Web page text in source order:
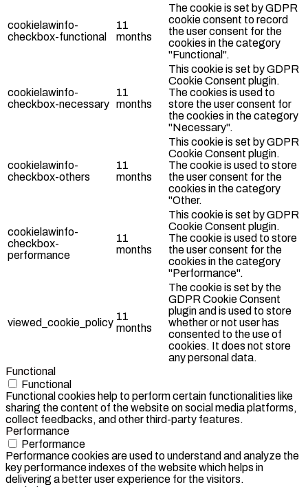
cookielawinfo-
checkbox-functional
11
months
The cookie is set by GDPR
cookie consent to record
the user consent for the
cookies in the category
"Functional".
cookielawinfo-
checkbox-necessary
11
months
This cookie is set by GDPR
Cookie Consent plugin.
The cookies is used to
store the user consent for
the cookies in the category
"Necessary".
cookielawinfo-
checkbox-others
11
months
This cookie is set by GDPR
Cookie Consent plugin.
The cookie is used to store
the user consent for the
cookies in the category
"Other.
cookielawinfo-
checkbox-
performance
11
months
This cookie is set by GDPR
Cookie Consent plugin.
The cookie is used to store
the user consent for the
cookies in the category
"Performance".
viewed_cookie_policy
11
months
The cookie is set by the
GDPR Cookie Consent
plugin and is used to store
whether or not user has
consented to the use of
cookies. It does not store
any personal data.
Functional
Functional
Functional cookies help to perform certain functionalities like
sharing the content of the website on social media platforms,
collect feedbacks, and other third-party features.
Performance
Performance
Performance cookies are used to understand and analyze the
key performance indexes of the website which helps in
delivering a better user experience for the visitors.